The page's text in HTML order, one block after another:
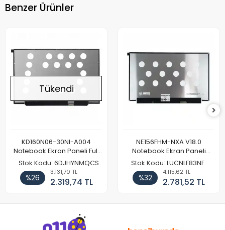
Benzer Ürünler
Tükendi
KD160N06-30NI-A004
Notebook Ekran Paneli Full
HD
Stok Kodu: 6DJHYNMQCS
%26
3.131,70 TL
2.319,74 TL
NE156FHM-NXA V18.0
Notebook Ekran Paneli
144Hz
Stok Kodu: LUCNLF83NF
%32
4.115,62 TL
2.781,52 TL